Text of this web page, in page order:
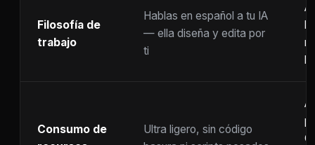
Filosofía de
trabajo
Hablas en español a tu IA
— ella diseña y edita por
ti
Consumo de
Ultra ligero, sin código